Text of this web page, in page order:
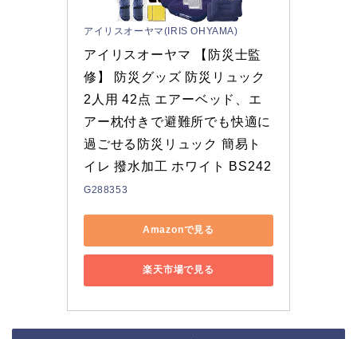
アイリスオーヤマ(IRIS OHYAMA)
アイリスオーヤマ 【防災士監
修】 防災グッズ 防災リュック
2人用 42点 エアーベッド、エ
アー枕付きで避難所でも快適に
過ごせる防災リュック 簡易ト
イレ 撥水加工 ホワイト BS242
G288353
Amazonで見る
楽天市場で見る